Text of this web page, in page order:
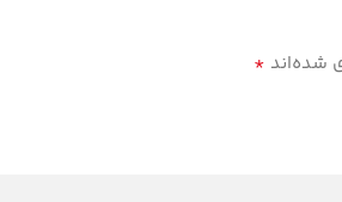
شده‌اند *